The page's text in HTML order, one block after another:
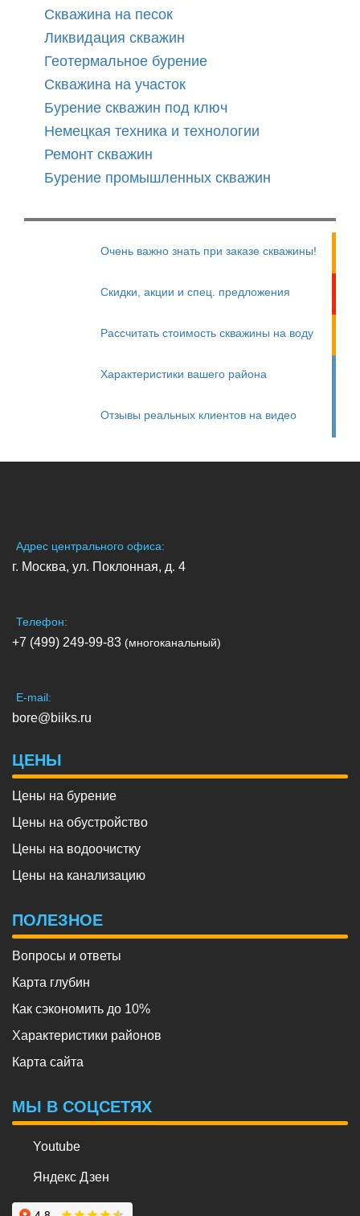
Скважина на песок
Ликвидация скважин
Геотермальное бурение
Скважина на участок
Бурение скважин под ключ
Немецкая техника и технологии
Ремонт скважин
Бурение промышленных скважин
Очень важно знать при заказе скважины!
Скидки, акции и спец. предложения
Рассчитать стоимость скважины на воду
Характеристики вашего района
Отзывы реальных клиентов на видео
Адрес центрального офиса:
г. Москва, ул. Поклонная, д. 4
Телефон:
+7 (499) 249-99-83 (многоканальный)
E-mail:
bore@biiks.ru
ЦЕНЫ
Цены на бурение
Цены на обустройство
Цены на водоочистку
Цены на канализацию
ПОЛЕЗНОЕ
Вопросы и ответы
Карта глубин
Как сэкономить до 10%
Характеристики районов
Карта сайта
МЫ В СОЦСЕТЯХ
Youtube
Яндекс Дзен